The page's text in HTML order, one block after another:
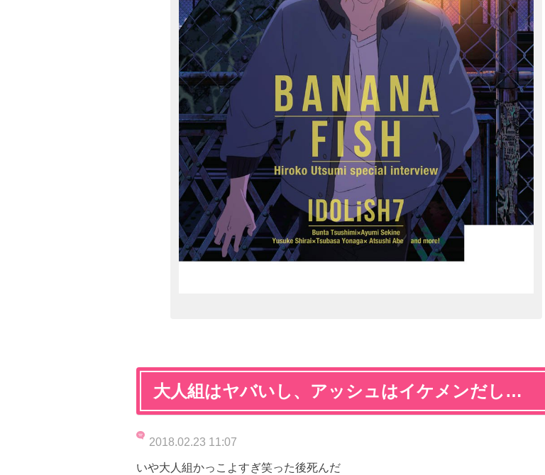
大人組はヤバいし、アッシュはイケメンだし…
2018.02.23 11:07
いや大人組かっこよすぎ笑った後死んだ